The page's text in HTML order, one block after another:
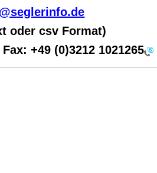
oder csv Format)
Fax:+49 (0)3212 1021265